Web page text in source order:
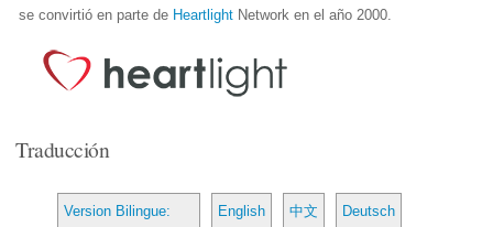
se convirtió en parte de Heartlight Network en el año 2000.
Traducción
Version Bilingue: English 中文 Deutsch